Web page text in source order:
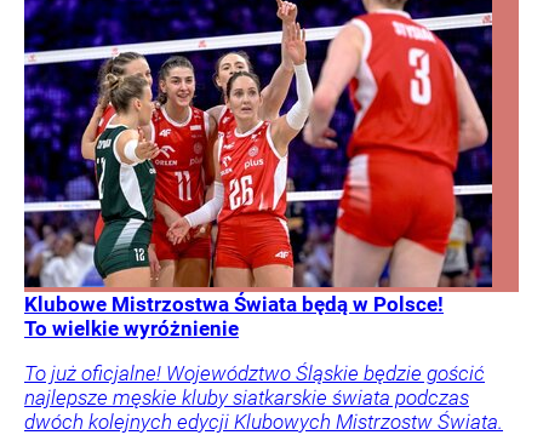
Klubowe Mistrzostwa Świata będą w Polsce!
To wielkie wyróżnienie
To już oficjalne! Województwo Śląskie będzie gościć
najlepsze męskie kluby siatkarskie świata podczas
dwóch kolejnych edycji Klubowych Mistrzostw Świata.